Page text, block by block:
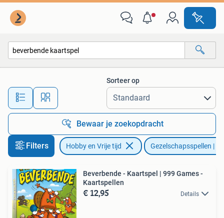
Alle afstanden…
Sorteer op
Bewaar je zoekopdracht
Filters Hobby en Vrije tijd Gezelschapsspellen |
Beverbende - Kaartspel | 999 Games -
Kaartspellen
€ 12,95 Details